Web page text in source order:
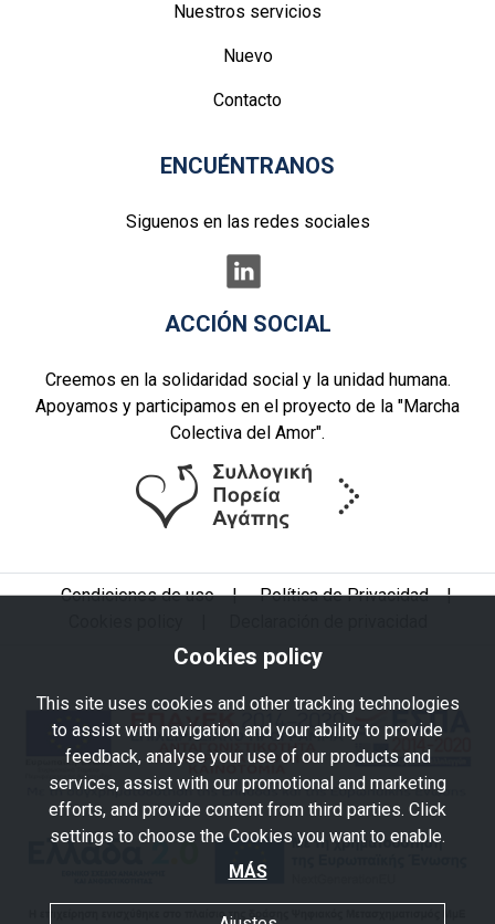
Nuestros servicios
Nuevo
Contacto
ENCUÉNTRANOS
Siguenos en las redes sociales
ACCIÓN SOCIAL
Creemos en la solidaridad social y la unidad humana.
Apoyamos y participamos en el proyecto de la "Marcha
Colectiva del Amor".
Condiciones de uso | Política de Privacidad
|
Cookies policy
This site uses cookies and other tracking technologies
to assist with navigation and your ability to provide
feedback, analyse your use of our products and
services, assist with our promotional and marketing
efforts, and provide content from third parties. Click
settings to choose the Cookies you want to enable.
MÁS